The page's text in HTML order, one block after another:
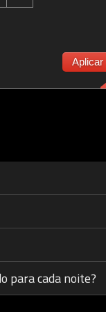
Aplicar
para cada noite?